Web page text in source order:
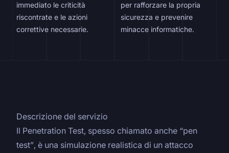
immediato le criticità
riscontrate e le azioni
correttive necessarie.
per rafforzare la propria
sicurezza e prevenire
minacce informatiche.
Descrizione del servizio
Il Penetration Test, spesso chiamato anche “pen
test”, è una simulazione realistica di un attacco